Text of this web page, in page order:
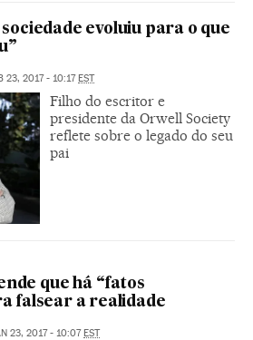
evoluiu para o que
23, 2017 - 10:17EST
Filho do escritor e
presidente da Orwell Society
reflete sobre o legado do seu
pai
que há “fatos
falsear a realidade
23, 2017 - 10:07EST